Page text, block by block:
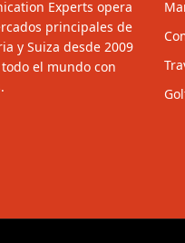
Experts opera
principales de
y Suiza desde 2009
el mundo con